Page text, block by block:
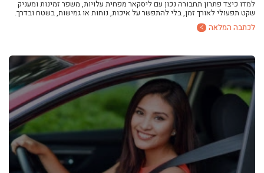
למדו כיצד פתרון תחבורה נכון עם ליסקאר מפחית עלויות, משפר זמינות ומעניק
שקט תפעולי לאורך זמן, בלי להתפשר על איכות, נוחות או גמישות, בשטח ובדרך.
לכתבה המלאה